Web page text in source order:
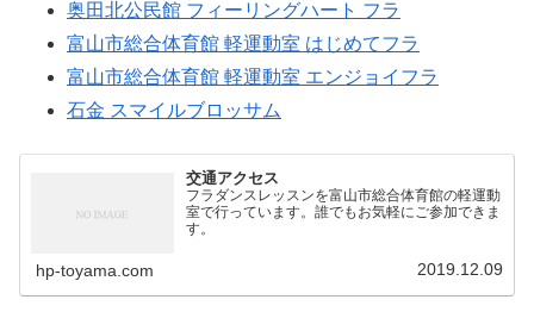
奥田北公民館 フィーリングハート フラ
富山市総合体育館 軽運動室 はじめてフラ
富山市総合体育館 軽運動室 エンジョイフラ
石金 スマイルブロッサム
交通アクセス
フラダンスレッスンを富山市総合体育館の軽運動
室で行っています。誰でもお気軽にご参加できま
す。
hp-toyama.com 2019.12.09